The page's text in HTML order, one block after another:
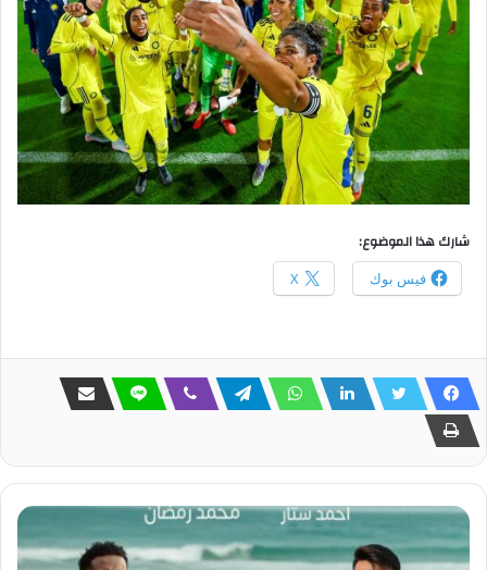
شارك هذا الموضوع:
فيس بوك X